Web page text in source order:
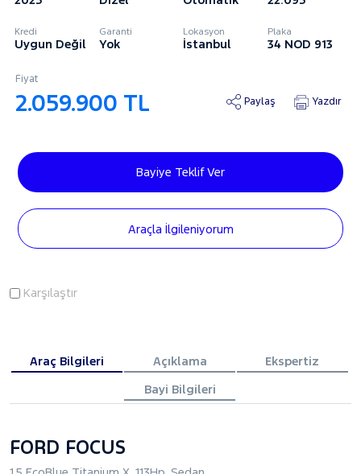
Kredi
Uygun Değil
Garanti
Yok
Lokasyon
İstanbul
Plaka
34 NOD 913
Fiyat
2.059.900 TL Paylaş Yazdır
Bayiye Teklif Ver
Araçla İlgileniyorum
Karşılaştır
Araç Bilgileri Açıklama
Ekspertiz
Bayi Bilgileri
FORD FOCUS